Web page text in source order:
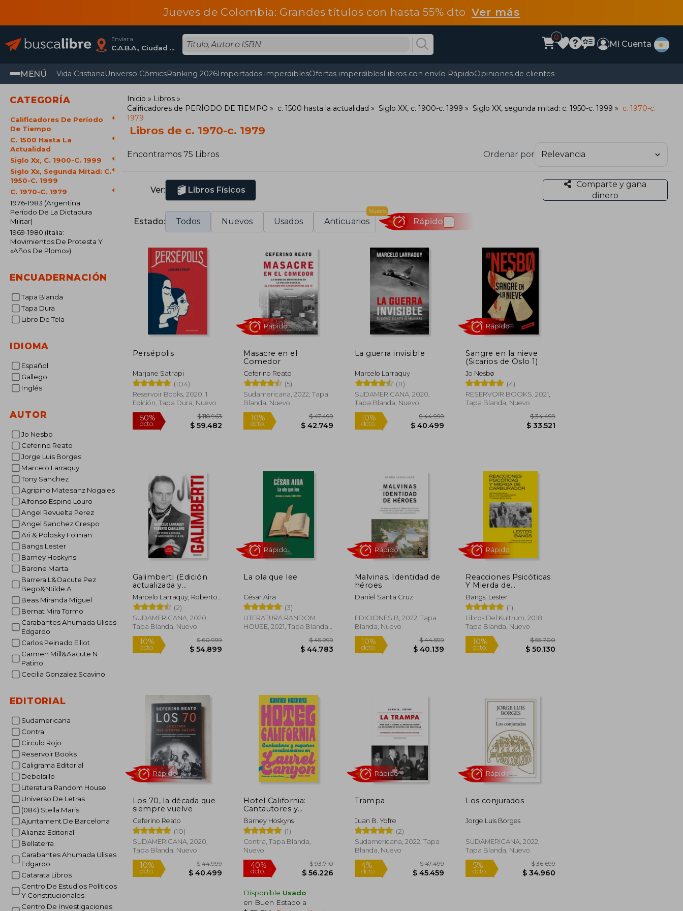
Jueves de Colombia: Grandes títulos con hasta 55% dtoVer más
Enviar a
C.A.B.A., Ciudad Autónoma De Buenos Aires
0
Mi Cuenta
MENÚ Vida CristianaUniverso CómicsRanking 2026Importados imperdiblesOfertas imperdiblesLibros con envío RápidoOpiniones de clientes
CATEGORÍA
Calificadores De Período
De Tiempo
C. 1500 Hasta La
Actualidad
Siglo Xx, C. 1900-C. 1999
Siglo Xx, Segunda Mitad: C.
1950-C. 1999
C. 1970-C. 1979
1976-1983 (Argentina:
Período De La Dictadura
Militar)
1969-1980 (Italia:
Movimientos De Protesta Y
«Años De Plomo»)
ENCUADERNACIÓN
Tapa Blanda
Tapa Dura
Libro De Tela
IDIOMA
Español
Gallego
Inglés
AUTOR
Jo Nesbo
Ceferino Reato
Jorge Luis Borges
Marcelo Larraquy
Tony Sanchez
Agripino Matesanz Nogales
Alfonso Espino Louro
Angel Revuelta Perez
Angel Sanchez Crespo
Ari & Polosky Folman
Bangs Lester
Barney Hoskyns
Barone Marta
Barrera L&Oacute Pez
Bego&Ntilde A
Beas Miranda Miguel
Bernat Mira Tormo
Carabantes Ahumada Ulises
Edgardo
Carlos Peinado Elliot
Carmen Mill&Aacute N
Patino
Cecilia Gonzalez Scavino
EDITORIAL
Sudamericana
Contra
Circulo Rojo
Reservoir Books
Caligrama Editorial
Debolsillo
Literatura Random House
Universo De Letras
(084) Stella Maris
Ajuntament De Barcelona
Alianza Editorial
Bellaterra
Carabantes Ahumada Ulises
Edgardo
Catarata Libros
Centro De Estudios Politicos
Y Constitucionales
Centro De Investigaciones
Inicio
Libros
Calificadores de PERÍODO DE TIEMPO
c. 1500 hasta la actualidad Siglo XX, c. 1900-c. 1999 Siglo XX, segunda mitad: c. 1950-c. 1999
c. 1970-c.
1979
Libros de c. 1970-c. 1979
Encontramos 75 Libros Ordenar por
Ver: Libros Físicos
Comparte y gana
dinero
Estado: Todos Nuevos Usados Anticuarios
Nuevo
Rápido
Persépolis
Marjane Satrapi
(104)
Reservoir Books, 2020, 1
Edición, Tapa Dura, Nuevo
Masacre en el
Comedor
Ceferino Reato
(5)
Sudamericana, 2022, Tapa
Blanda, Nuevo
dcto.
La guerra invisible
Marcelo Larraquy
(11)
SUDAMERICANA, 2020,
Tapa Blanda, Nuevo
$ 40.499
Sangre en la nieve
(Sicarios de Oslo 1)
Jo Nesbø
(4)
RESERVOIR BOOKS, 2021,
Tapa Blanda, Nuevo
Galimberti (Edición
actualizada y
aumentada)
Marcelo Larraquy, Roberto
Caballero
(2)
SUDAMERICANA, 2020,
Tapa Blanda, Nuevo
10%
dcto.
La ola que lee
César Aira
(3)
LITERATURA RANDOM
HOUSE, 2021, Tapa Blanda,
Malvinas. Identidad de
héroes
Daniel Santa Cruz
EDICIONES B, 2022, Tapa
Blanda, Nuevo
10%
dcto.
Reacciones Psicóticas
Y Mierda de
Carburador: Prosas
Reunidas de Un Crítico
Legendario
Bangs, Lester
(1)
Libros Del Kultrum, 2018,
Tapa Blanda, Nuevo
Los 70, la década que
siempre vuelve
Ceferino Reato
(10)
SUDAMERICANA, 2020,
Tapa Blanda, Nuevo
Hotel California:
Cantautores y
Vaqueros
Cocainómanos en
Laurel Canyon, 1967-
1976
Barney Hoskyns
(1)
Contra, Tapa Blanda,
Nuevo
Disponible Usado
en Buen Estado a
Trampa
Juan B. Yofre
(2)
Sudamericana, 2022, Tapa
Blanda, Nuevo
Rápido
Los conjurados
Jorge Luis Borges
SUDAMERICANA, 2022,
Tapa Blanda, Nuevo